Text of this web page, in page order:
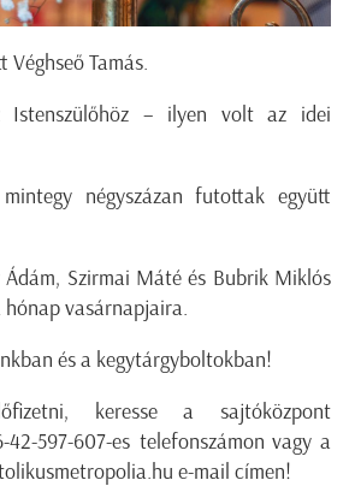
Tamás.
Istenszülőhöz – ilyen volt az idei
négyszázan futottak együtt
Szirmai Máté és Bubrik Miklós
hónap vasárnapjaira.
és a kegytárgyboltokban!
keresse a sajtóközpont
597-607-es telefonszámon vagy a
e-mail címen!